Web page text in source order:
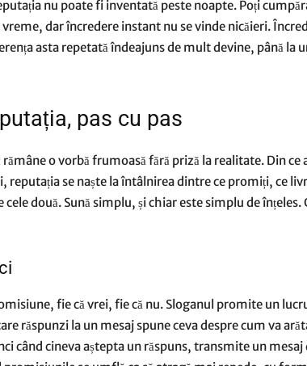
nu poate fi inventată peste noapte. Poți
dar încredere instant nu se vinde nicăieri.
asta repetată îndeajuns de mult devine, până la
pas cu pas
o vorbă frumoasă fără priză la realitate. Din ce
reputația se naște la întâlnirea dintre ce promiți, ce
două. Sună simplu, și chiar este simplu de înțeles.
fie că vrei, fie că nu. Sloganul promite un
răspunzi la un mesaj spune ceva despre cum va
când cineva aștepta un răspuns, transmite un mesaj